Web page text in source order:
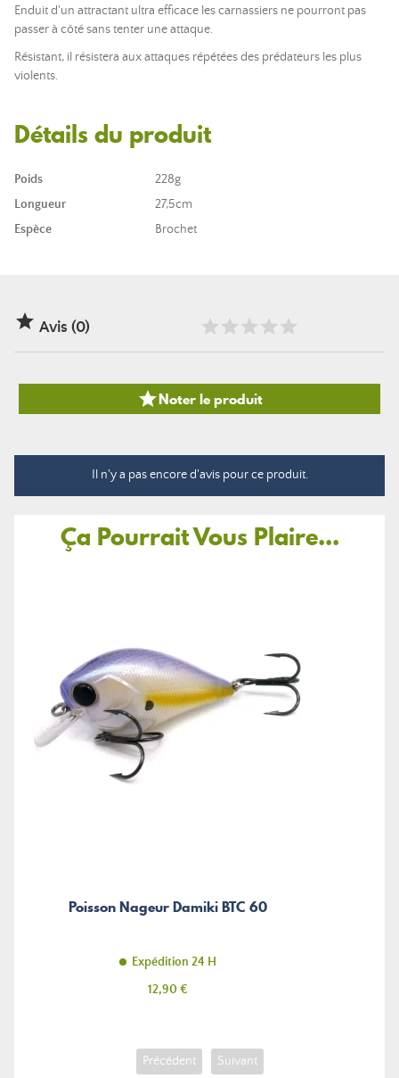
Enduit d'un attractant ultra efficace les carnassiers ne pourront pas
passer à côté sans tenter une attaque.
Résistant, il résistera aux attaques répétées des prédateurs les plus
violents.
Détails du produit
Poids
228g
Longueur
27,5cm
Espèce
Brochet
 Avis (0)
Noter le produit
Il n'y a pas encore d'avis pour ce produit.
Ça Pourrait Vous Plaire...
Poisson Nageur Damiki BTC 60
Expédition 24 H
Prix
12,90 €
Précédent Suivant